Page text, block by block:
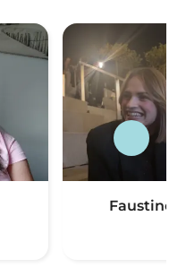
Faustine